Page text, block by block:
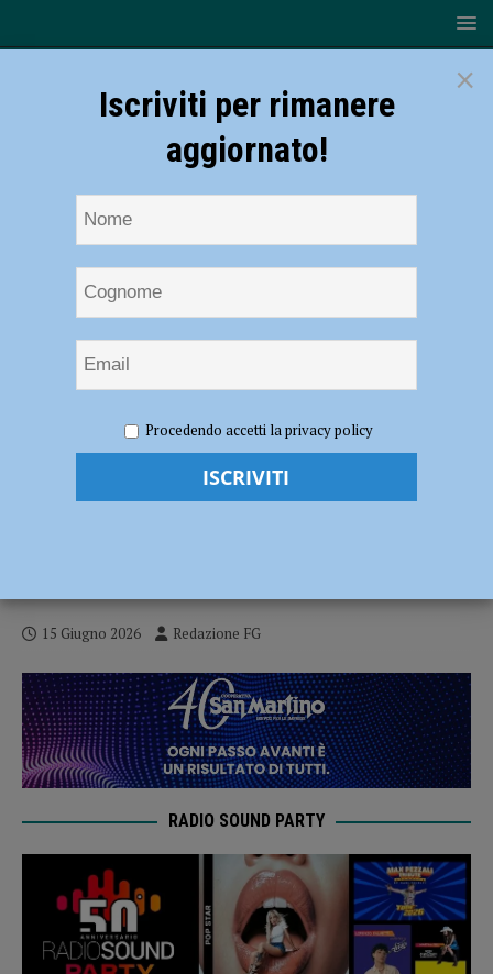
via Gambara, l’amministrazione: “In settimana manutenzione e
riapertura dell’area”
Criticità nel giardino di via Gambara,
15 Giugno 2026 Redazione FG
RADIO SOUND PARTY
×
Iscriviti per rimanere
aggiornato!
Procedendo accetti la privacy policy